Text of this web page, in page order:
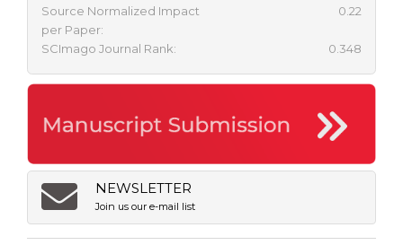
Source Normalized Impact
per Paper:
0.22
SCImago Journal Rank: 0.348
NEWSLETTER
Join us our e-mail list